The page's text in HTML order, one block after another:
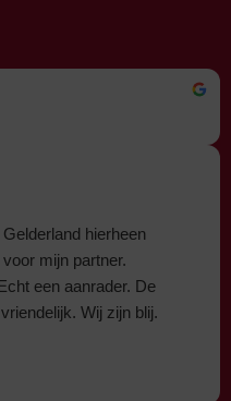
hierheen
mijn partner.
een aanrader. De
Wij zijn blij.